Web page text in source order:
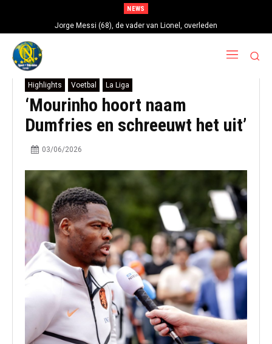
NEWS
Jorge Messi (68), de vader van Lionel, overleden
Highlights Voetbal La Liga
‘Mourinho hoort naam
Dumfries en schreeuwt het uit’
03/06/2026